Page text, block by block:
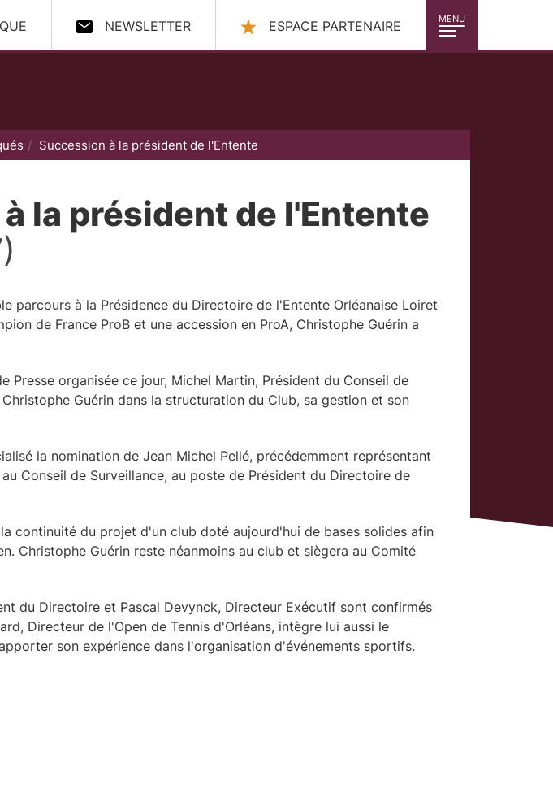
MENU
NEWSLETTER ESPACE PARTENAIRE
Succession à la président de l'Entente
la président de l'Entente
parcours à la Présidence du Directoire de l'Entente Orléanaise Loiret
de France ProB et une accession en ProA, Christophe Guérin a
Presse organisée ce jour, Michel Martin, Président du Conseil de
Guérin dans la structuration du Club, sa gestion et son
la nomination de Jean Michel Pellé, précédemment représentant
Conseil de Surveillance, au poste de Président du Directoire de
continuité du projet d'un club doté aujourd'hui de bases solides afin
Christophe Guérin reste néanmoins au club et siègera au Comité
du Directoire et Pascal Devynck, Directeur Exécutif sont confirmés
Directeur de l'Open de Tennis d'Orléans, intègre lui aussi le
son expérience dans l'organisation d'événements sportifs.